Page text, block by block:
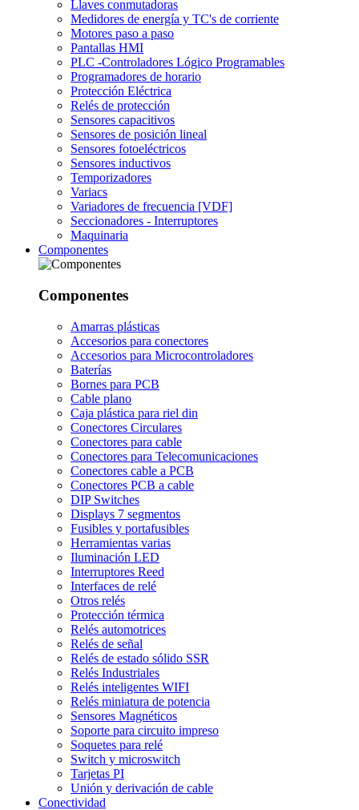
Llaves conmutadoras
Medidores de energía y TC's de corriente
Motores paso a paso
Pantallas HMI
PLC -Controladores Lógico Programables
Programadores de horario
Protección Eléctrica
Relés de protección
Sensores capacitivos
Sensores de posición lineal
Sensores fotoeléctricos
Sensores inductivos
Temporizadores
Variacs
Variadores de frecuencia [VDF]
Seccionadores - Interruptores
Maquinaria
Componentes
Componentes
Amarras plásticas
Accesorios para conectores
Accesorios para Microcontroladores
Baterías
Bornes para PCB
Cable plano
Caja plástica para riel din
Conectores Circulares
Conectores para cable
Conectores para Telecomunicaciones
Conectores cable a PCB
Conectores PCB a cable
DIP Switches
Displays 7 segmentos
Fusibles y portafusibles
Herramientas varias
Iluminación LED
Interruptores Reed
Interfaces de relé
Otros relés
Protección térmica
Relés automotrices
Relés de señal
Relés de estado sólido SSR
Relés Industriales
Relés inteligentes WIFI
Relés miniatura de potencia
Sensores Magnéticos
Soporte para circuito impreso
Soquetes para relé
Switch y microswitch
Tarjetas PI
Unión y derivación de cable
Conectividad